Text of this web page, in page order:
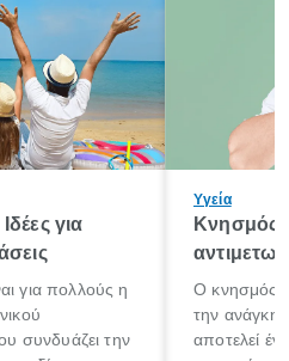
για
για πολλούς η
συνδυάζει την
Υγεία
Κνησμός:
Ο κνησμός
την ανάγκη
αποτελεί